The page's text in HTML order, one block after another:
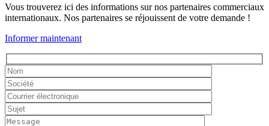
Vous trouverez ici des informations sur nos partenaires commerciaux
internationaux. Nos partenaires se réjouissent de votre demande !
Informer maintenant